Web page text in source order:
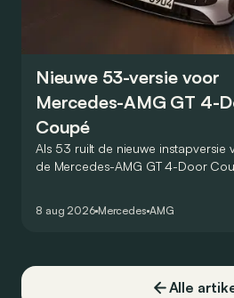
Nieuwe 53-versie voor
Mercedes-AMG GT 4-
Coupé
Als 53 ruilt de nieuwe instapversie
de Mercedes-AMG GT 4-Door
8 aug 2026 Mercedes AMG
Alle